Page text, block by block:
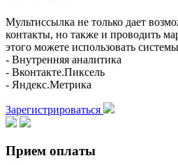
Мультиссылка не только дает
контакты, но также и проводить
этого можете использовать
- Внутренняя аналитика
- Вконтакте.Пиксель
- Яндекс.Метрика
Зарегистрироваться
Прием оплаты